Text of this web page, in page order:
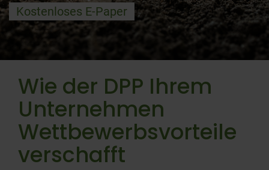
Kostenloses E-Paper
Wie der DPP Ihrem
Unternehmen
Wettbewerbsvorteile
verschafft